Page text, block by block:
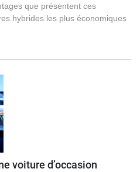
que présentent ces
hybrides les plus économiques
voiture d’occasion